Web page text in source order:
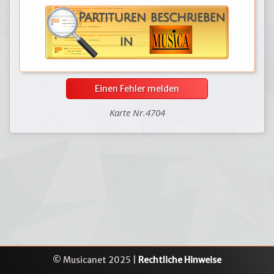
Einen Fehler melden
Karte Nr.4704
© Musicanet 2025 | Rechtliche Hinweise